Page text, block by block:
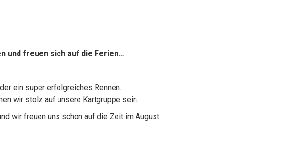
und freuen sich auf die Ferien…
ein super erfolgreiches Rennen.
wir stolz auf unsere Kartgruppe sein.
wir freuen uns schon auf die Zeit im August.